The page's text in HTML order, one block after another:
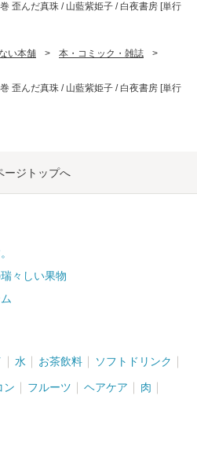
歪んだ真珠 / 山藍紫姫子 / 白夜書房 [単行
い本舗 > 本・コミック・雑誌
>
歪んだ真珠 / 山藍紫姫子 / 白夜書房 [単行
ージトップへ
々しい果物
水 お茶飲料 ソフトドリンク
ン フルーツ ヘアケア 肉